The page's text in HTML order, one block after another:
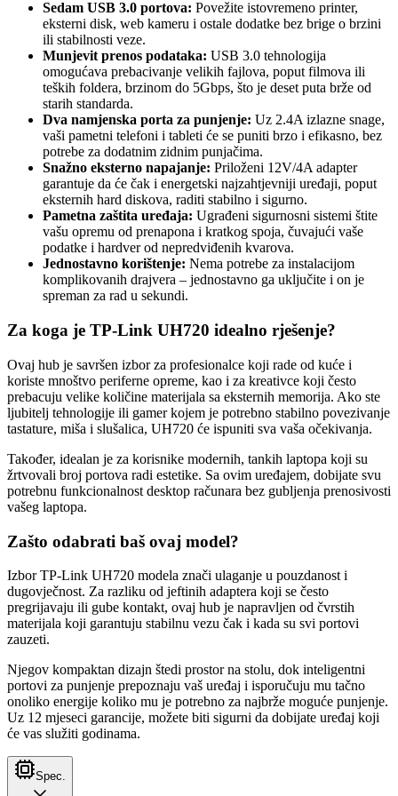
Sedam USB 3.0 portova: Povežite istovremeno printer,
eksterni disk, web kameru i ostale dodatke bez brige o brzini
ili stabilnosti veze.
Munjevit prenos podataka: USB 3.0 tehnologija
omogućava prebacivanje velikih fajlova, poput filmova ili
teških foldera, brzinom do 5Gbps, što je deset puta brže od
starih standarda.
Dva namjenska porta za punjenje: Uz 2.4A izlazne snage,
vaši pametni telefoni i tableti će se puniti brzo i efikasno, bez
potrebe za dodatnim zidnim punjačima.
Snažno eksterno napajanje: Priloženi 12V/4A adapter
garantuje da će čak i energetski najzahtjevniji uređaji, poput
eksternih hard diskova, raditi stabilno i sigurno.
Pametna zaštita uređaja: Ugrađeni sigurnosni sistemi štite
vašu opremu od prenapona i kratkog spoja, čuvajući vaše
podatke i hardver od nepredviđenih kvarova.
Jednostavno korištenje: Nema potrebe za instalacijom
komplikovanih drajvera – jednostavno ga uključite i on je
spreman za rad u sekundi.
Za koga je TP-Link UH720 idealno rješenje?
Ovaj hub je savršen izbor za profesionalce koji rade od kuće i
koriste mnoštvo periferne opreme, kao i za kreativce koji često
prebacuju velike količine materijala sa eksternih memorija. Ako ste
ljubitelj tehnologije ili gamer kojem je potrebno stabilno povezivanje
tastature, miša i slušalica, UH720 će ispuniti sva vaša očekivanja.
Također, idealan je za korisnike modernih, tankih laptopa koji su
žrtvovali broj portova radi estetike. Sa ovim uređajem, dobijate svu
potrebnu funkcionalnost desktop računara bez gubljenja prenosivosti
vašeg laptopa.
Zašto odabrati baš ovaj model?
Izbor TP-Link UH720 modela znači ulaganje u pouzdanost i
dugovječnost. Za razliku od jeftinih adaptera koji se često
pregrijavaju ili gube kontakt, ovaj hub je napravljen od čvrstih
materijala koji garantuju stabilnu vezu čak i kada su svi portovi
zauzeti.
Njegov kompaktan dizajn štedi prostor na stolu, dok inteligentni
portovi za punjenje prepoznaju vaš uređaj i isporučuju mu tačno
onoliko energije koliko mu je potrebno za najbrže moguće punjenje.
Uz 12 mjeseci garancije, možete biti sigurni da dobijate uređaj koji
će vas služiti godinama.
Spec.